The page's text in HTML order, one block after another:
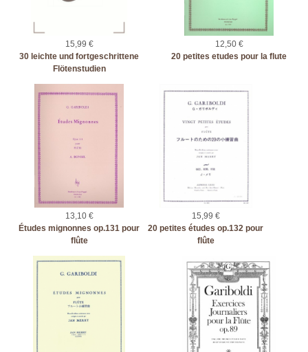
15,99 €
30 leichte und fortgeschrittene
Flötenstudien
12,50 €
20 petites etudes pour la flute
13,10 €
Études mignonnes op.131 pour
flûte
15,99 €
20 petites études op.132 pour
flûte